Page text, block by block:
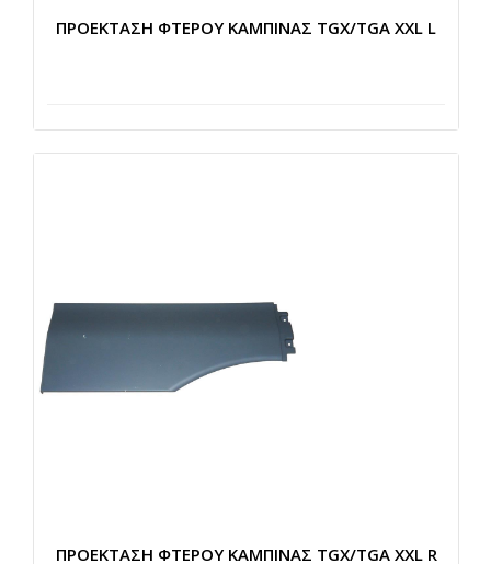
ΠΡΟΕΚΤΑΣΗ ΦΤΕΡΟΥ ΚΑΜΠΙΝΑΣ TGX/TGA XXL L
ΠΡΟΕΚΤΑΣΗ ΦΤΕΡΟΥ ΚΑΜΠΙΝΑΣ TGX/TGA XXL R